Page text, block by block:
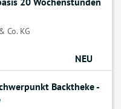
Co. KG
NEU
Backtheke -